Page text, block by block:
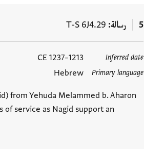
5 رسالة T-S 6J4.29
Inferred date
1213–1237 CE
Primary language
Hebrew
from Yehuda Melammed b. Aharon
of service as Nagid support an
العلامات